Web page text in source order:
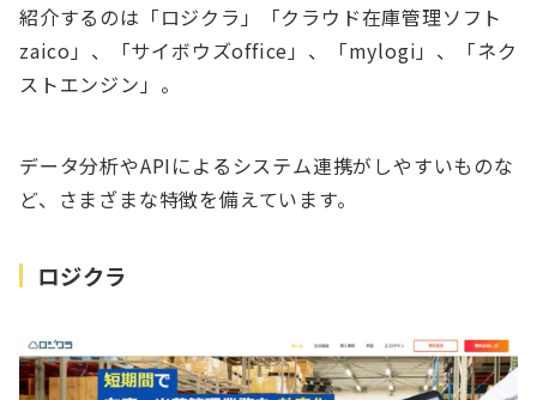
紹介するのは「ロジクラ」「クラウド在庫管理ソフト
zaico」、「サイボウズoffice」、「mylogi」、「ネク
ストエンジン」。
データ分析やAPIによるシステム連携がしやすいものな
ど、さまざまな特徴を備えています。
ロジクラ